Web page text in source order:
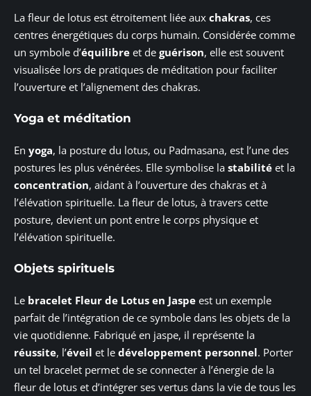
La fleur de lotus est étroitement liée aux chakras, ces
centres énergétiques du corps humain. Considérée comme
un symbole d’équilibre et de guérison, elle est souvent
visualisée lors de pratiques de méditation pour faciliter
l’ouverture et l’alignement des chakras.
Yoga et méditation
En yoga, la posture du lotus, ou Padmasana, est l’une des
postures les plus vénérées. Elle symbolise la stabilité et la
concentration, aidant à l’ouverture des chakras et à
l’élévation spirituelle. La fleur de lotus, à travers cette
posture, devient un pont entre le corps physique et
l’élévation spirituelle.
Objets spirituels
Le bracelet Fleur de Lotus en Jaspe est un exemple
parfait de l’intégration de ce symbole dans les objets de la
vie quotidienne. Fabriqué en jaspe, il représente la
réussite, l’éveil et le développement personnel. Porter
un tel bracelet permet de se connecter à l’énergie de la
fleur de lotus et d’intégrer ses vertus dans la vie de tous les